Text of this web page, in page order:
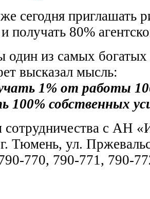
сегодня приглашать
получать 80%
один из самых богатых
высказал мысль:
1% от работы
100% собственных
с АН
Тюмень, ул.
770, 790-771, 790-